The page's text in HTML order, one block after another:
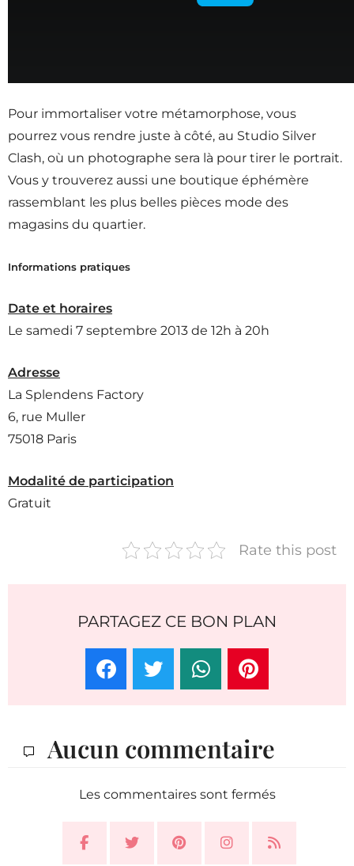
Pour immortaliser votre métamorphose, vous
pourrez vous rendre juste à côté, au Studio Silver
Clash, où un photographe sera là pour tirer le portrait.
Vous y trouverez aussi une boutique éphémère
rassemblant les plus belles pièces mode des
magasins du quartier.
Informations pratiques
Date et horaires
Le samedi 7 septembre 2013 de 12h à 20h
Adresse
La Splendens Factory
6, rue Muller
75018 Paris
Modalité de participation
Gratuit
Rate this post
PARTAGEZ CE BON PLAN
Aucun commentaire
Les commentaires sont fermés